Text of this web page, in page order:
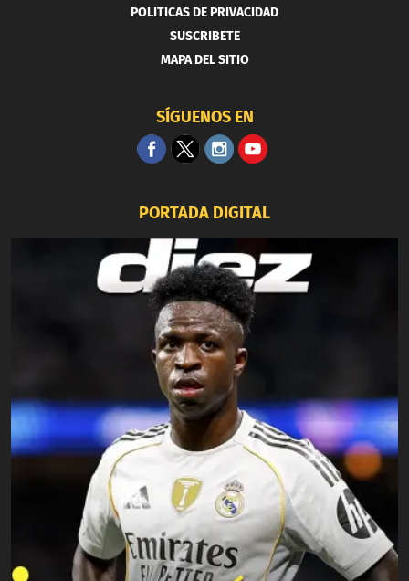
POLITICAS DE PRIVACIDAD
SUSCRIBETE
MAPA DEL SITIO
SÍGUENOS EN
PORTADA DIGITAL